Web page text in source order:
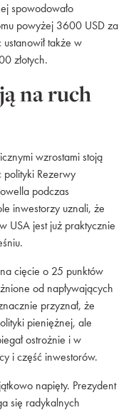
spowodowało
powyżej 3600 USD za
także w
złotych.
na ruch
wzrostami stoją
Rezerwy
podczas
inwestorzy uznali, że
USA jest już praktycznie
cięcie o 25 punktów
od napływających
przyznał, że
pieniężnej, ale
ostrożnie i w
i część inwestorów.
napięty. Prezydent
się radykalnych